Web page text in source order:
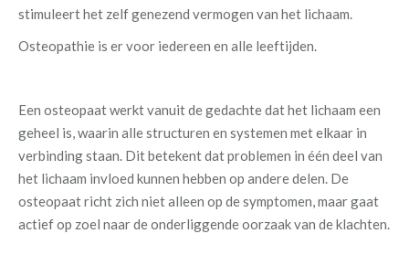
stimuleert het zelf genezend vermogen van het lichaam.
Osteopathie is er voor iedereen en alle leeftijden.
Een osteopaat werkt vanuit de gedachte dat het lichaam een
geheel is, waarin alle structuren en systemen met elkaar in
verbinding staan. Dit betekent dat problemen in één deel van
het lichaam invloed kunnen hebben op andere delen. De
osteopaat richt zich niet alleen op de symptomen, maar gaat
actief op zoel naar de onderliggende oorzaak van de klachten.